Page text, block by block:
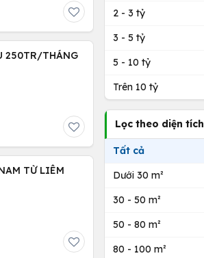
250TR/THÁNG
TỪ LIÊM
2 - 3 tỷ
3 - 5 tỷ
5 - 10 tỷ
Trên 10 tỷ
Lọc theo diện tích
Tất cả
Dưới 30 m²
30 - 50 m²
50 - 80 m²
80 - 100 m²